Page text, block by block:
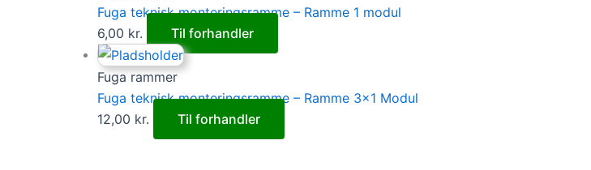
Fuga teknisk monteringsramme – Ramme 1 modul
6,00 kr. Til forhandler
Fuga rammer
Fuga teknisk monteringsramme – Ramme 3×1 Modul
12,00 kr. Til forhandler